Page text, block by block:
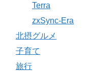
Terra
zxSync-Era
北摂グルメ
子育て
旅行